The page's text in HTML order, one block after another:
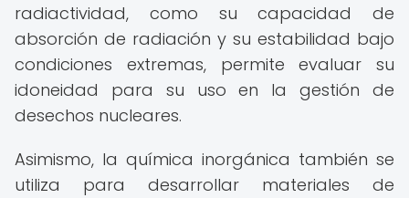
radiactividad, como su capacidad de
absorción de radiación y su estabilidad bajo
condiciones extremas, permite evaluar su
idoneidad para su uso en la gestión de
desechos nucleares.
Asimismo, la química inorgánica también se
utiliza para desarrollar materiales de